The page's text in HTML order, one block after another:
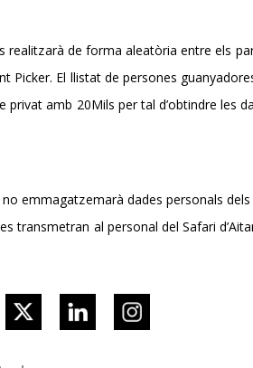
realitzarà de forma aleatòria entre els
Picker. El llistat de persones
amb 20Mils per tal d’obtindre les
emmagatzemarà dades personals
transmetran al personal del Safari